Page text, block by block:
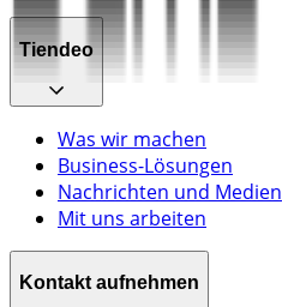
Tiendeo
Was wir machen
Business-Lösungen
Nachrichten und Medien
Mit uns arbeiten
Kontakt aufnehmen